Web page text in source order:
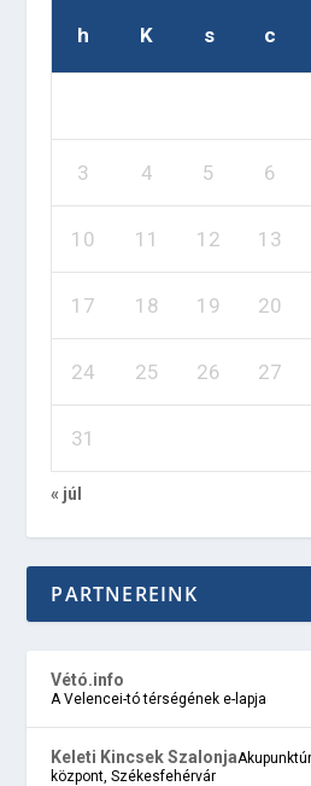
h K s c
3 4 5 6
10 11 12 13
17 18 19 20
24 25 26 27
31
« júl
PARTNEREINK
Vétó.info
A Velencei-tó térségének e-lapja
Keleti Kincsek Szalonja
központ, Székesfehérvár